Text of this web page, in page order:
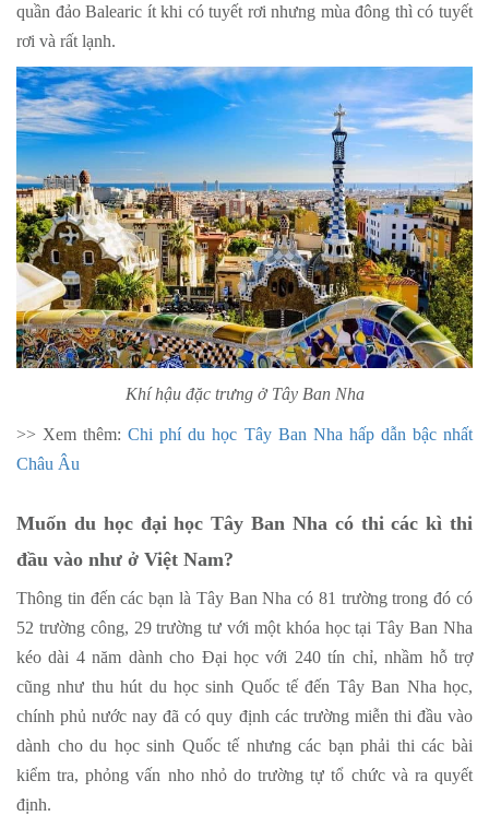
quần đảo Balearic ít khi có tuyết rơi nhưng mùa đông thì có tuyết
rơi và rất lạnh.
Khí hậu đặc trưng ở Tây Ban Nha
>> Xem thêm:Chi phí du học Tây Ban Nha hấp dẫn bậc nhất
Châu Âu
Muốn du học đại học Tây Ban Nha có thi các kì thi
đầu vào như ở Việt Nam?
Thông tin đến các bạn là Tây Ban Nha có 81 trường trong đó có
52 trường công, 29 trường tư với một khóa học tại Tây Ban Nha
kéo dài 4 năm dành cho Đại học với 240 tín chỉ, nhầm hỗ trợ
cũng như thu hút du học sinh Quốc tế đến Tây Ban Nha học,
chính phủ nước nay đã có quy định các trường miễn thi đầu vào
dành cho du học sinh Quốc tế nhưng các bạn phải thi các bài
kiểm tra, phỏng vấn nho nhỏ do trường tự tổ chức và ra quyết
định.